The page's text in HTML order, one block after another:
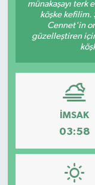
münakaşayı terk
köşke kefilim.
Cennet'in
güzelleştiren
İMSAK
03:58